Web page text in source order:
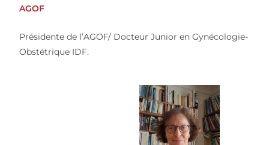
AGOF
Présidente de l’AGOF/ Docteur Junior en Gynécologie-
Obstétrique IDF.